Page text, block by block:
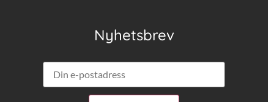
Nyhetsbrev